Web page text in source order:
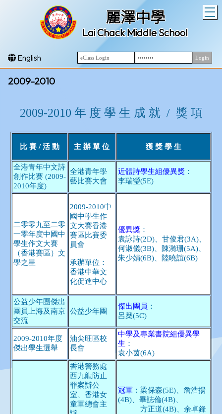
麗澤中學
Lai Chack Middle School
English
2009-2010